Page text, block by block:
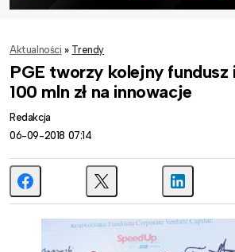
Aktualności » Trendy
PGE tworzy kolejny
100 mln zł na innowacje
Redakcja
06-09-2018 07:14